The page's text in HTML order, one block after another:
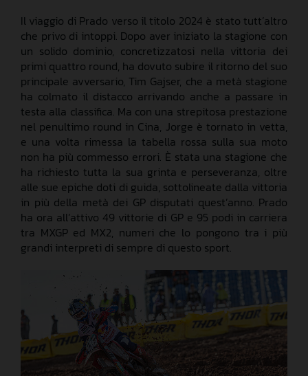
Il viaggio di Prado verso il titolo 2024 è stato tutt’altro
che privo di intoppi. Dopo aver iniziato la stagione con
un solido dominio, concretizzatosi nella vittoria dei
primi quattro round, ha dovuto subire il ritorno del suo
principale avversario, Tim Gajser, che a metà stagione
ha colmato il distacco arrivando anche a passare in
testa alla classifica. Ma con una strepitosa prestazione
nel penultimo round in Cina, Jorge è tornato in vetta,
e una volta rimessa la tabella rossa sulla sua moto
non ha più commesso errori. È stata una stagione che
ha richiesto tutta la sua grinta e perseveranza, oltre
alle sue epiche doti di guida, sottolineate dalla vittoria
in più della metà dei GP disputati quest’anno. Prado
ha ora all’attivo 49 vittorie di GP e 95 podi in carriera
tra MXGP ed MX2, numeri che lo pongono tra i più
grandi interpreti di sempre di questo sport.